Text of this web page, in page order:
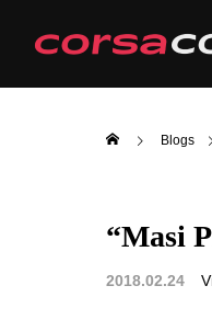
ALL
Blogs
“Masi
2018.02.24